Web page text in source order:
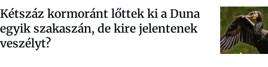
Kétszáz kormoránt lőttek ki a Duna
egyik szakaszán, de kire jelentenek
veszélyt?